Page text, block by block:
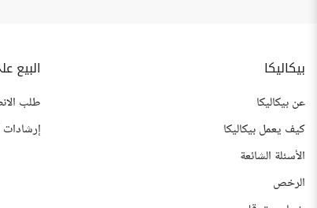
بيكاليكا
عن بيكاليكا
كيف يعمل بيكاليكا
الأسئلة الشائعة
الرخص
البيع
طلب
إرشادات